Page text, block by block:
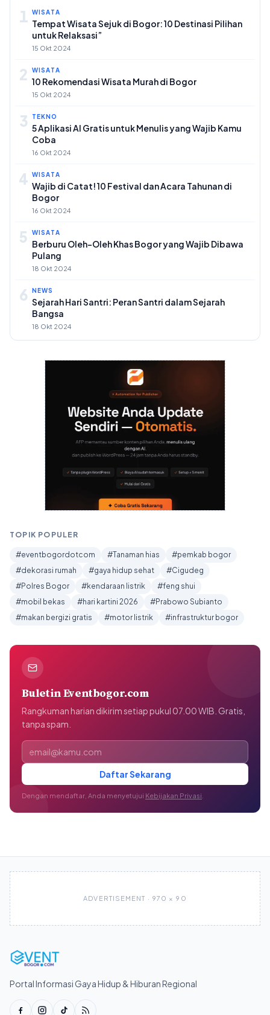
1 WISATA
Tempat Wisata Sejuk di Bogor: 10 Destinasi Pilihan
untuk Relaksasi”
15 Okt 2024
2 WISATA
10 Rekomendasi Wisata Murah di Bogor
15 Okt 2024
3 TEKNO
5 Aplikasi AI Gratis untuk Menulis yang Wajib Kamu
Coba
16 Okt 2024
4 WISATA
Wajib di Catat! 10 Festival dan Acara Tahunan di
Bogor
16 Okt 2024
5 WISATA
Berburu Oleh-Oleh Khas Bogor yang Wajib Dibawa
Pulang
18 Okt 2024
6 NEWS
Sejarah Hari Santri: Peran Santri dalam Sejarah
Bangsa
18 Okt 2024
TOPIK POPULER
#eventbogordotcom #Tanaman hias
#pemkab bogor
#dekorasi rumah
#gaya hidup sehat
#Cigudeg
#Polres Bogor
#kendaraan listrik
#feng shui
#mobil bekas
#hari kartini 2026
#Prabowo Subianto
#makan bergizi gratis
#motor listrik #infrastruktur bogor
Buletin Eventbogor.com
Rangkuman harian dikirim setiap pukul 07.00 WIB. Gratis,
tanpa spam.
Alamat email
Daftar Sekarang
Dengan mendaftar, Anda menyetujui Kebijakan Privasi
ADVERTISEMENT · 970 × 90
Portal Informasi Gaya Hidup & Hiburan Regional